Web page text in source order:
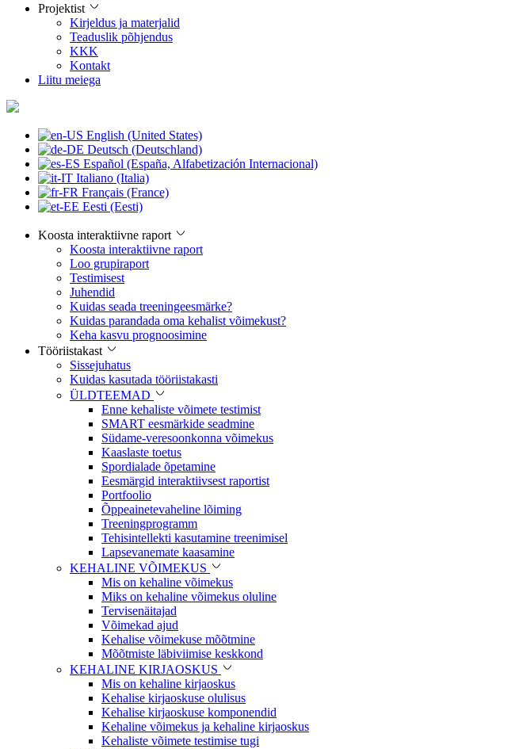
Projektist
Kirjeldus ja materjalid
Teaduslik põhjendus
KKK
Kontakt
Liitu meiega
English (United States)
Deutsch (Deutschland)
Español (España, Alfabetización Internacional)
Italiano (Italia)
Français (France)
Eesti (Eesti)
Koosta interaktiivne raport
Koosta interaktiivne raport
Loo grupiraport
Testimisest
Juhendid
Kuidas seada treeningeesmärke?
Kuidas parandada oma kehalist võimekust?
Keha kasvu prognoosimine
Tööriistakast
Sissejuhatus
Kuidas kasutada tööriistakasti
ÜLDTEEMAD
Enne kehaliste võimete testimist
SMART eesmärkide seadmine
Südame-veresoonkonna võimekus
Kaaslaste toetus
Spordialade õpetamine
Eesmärgid interaktiivsest raportist
Portfoolio
Õppeainetevaheline lõiming
Treeningprogramm
Tehisintellekti kasutamine treenimisel
Lapsevanemate kaasamine
KEHALINE VÕIMEKUS
Mis on kehaline võimekus
Miks on kehaline võimekus oluline
Tervisenäitajad
Võimekad ajud
Kehalise võimekuse mõõtmine
Mõõtmiste läbiviimise keskkond
KEHALINE KIRJAOSKUS
Mis on kehaline kirjaoskus
Kehalise kirjaoskuse olulisus
Kehalise kirjaoskuse komponendid
Kehaline võimekus ja kehaline kirjaoskus
Kehaliste võimete testimise tugi